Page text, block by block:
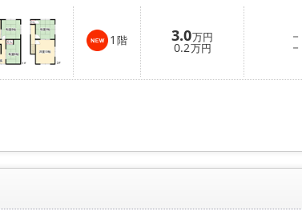
1 階 3.0万円
0.2万円
－
－